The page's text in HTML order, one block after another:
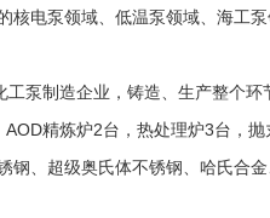
核电泵领域、低温泵领域、海工
制造企业，铸造、生产整个环
精炼炉2台，热处理炉3台，
钢、超级奥氏体不锈钢、哈氏合